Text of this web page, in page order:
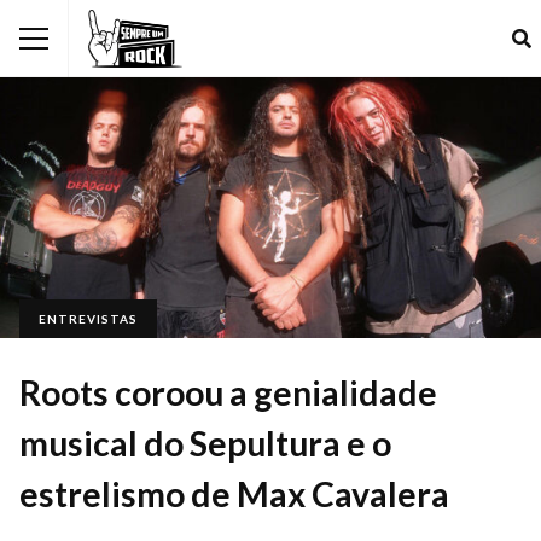
ENTREVISTAS
Roots coroou a genialidade
musical do Sepultura e o
estrelismo de Max Cavalera